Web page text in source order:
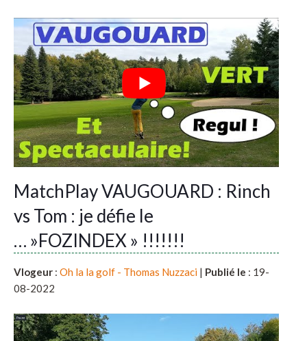
MatchPlay VAUGOUARD : Rinch
vs Tom : je défie le
… »FOZINDEX » !!!!!!!
Vlogeur : Oh la la golf - Thomas Nuzzaci | Publié le : 19-
08-2022